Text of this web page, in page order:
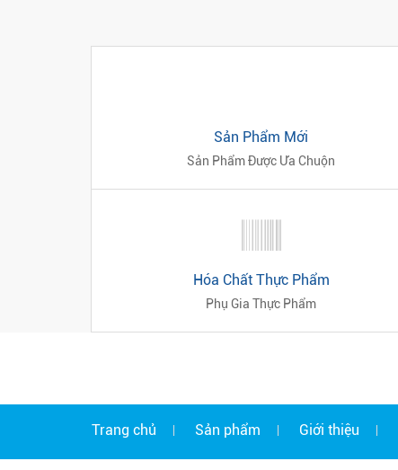
Sản Phẩm Mới
Sản Phẩm Được Ưa Chuộn
Hóa Chất Thực Phẩm
Phụ Gia Thực Phẩm
Trang chủ Sản phẩm Giới thiệu